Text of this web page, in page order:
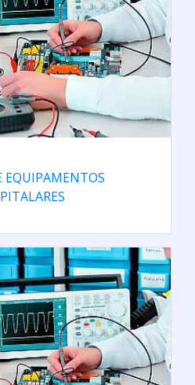
EQUIPAMENTOS